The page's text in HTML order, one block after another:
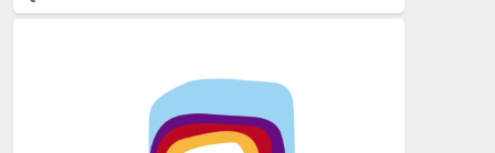
Crímenes del franquismo
(721)
(699)